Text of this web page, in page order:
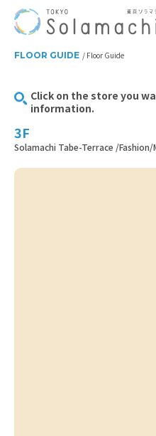
FLOOR GUIDE Floor Guide
Click on the store you
information.
3F
Solamachi Tabe-Terrace /